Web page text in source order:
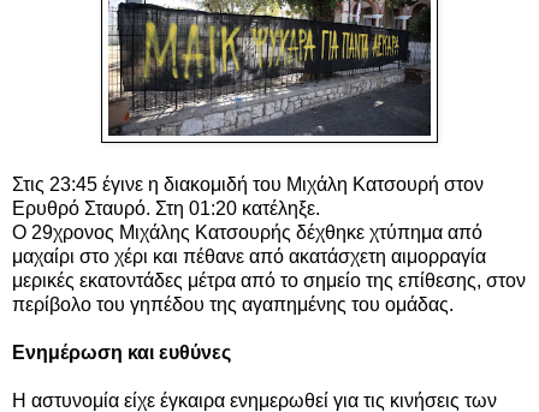
Στις 23:45 έγινε η διακομιδή του Μιχάλη Κατσουρή στον
Ερυθρό Σταυρό. Στη 01:20 κατέληξε.
Ο 29χρονος Μιχάλης Κατσουρής δέχθηκε χτύπημα από
μαχαίρι στο χέρι και πέθανε από ακατάσχετη αιμορραγία
μερικές εκατοντάδες μέτρα από το σημείο της επίθεσης, στον
περίβολο του γηπέδου της αγαπημένης του ομάδας.
Ενημέρωση και ευθύνες
H αστυνομία είχε έγκαιρα ενημερωθεί για τις κινήσεις των